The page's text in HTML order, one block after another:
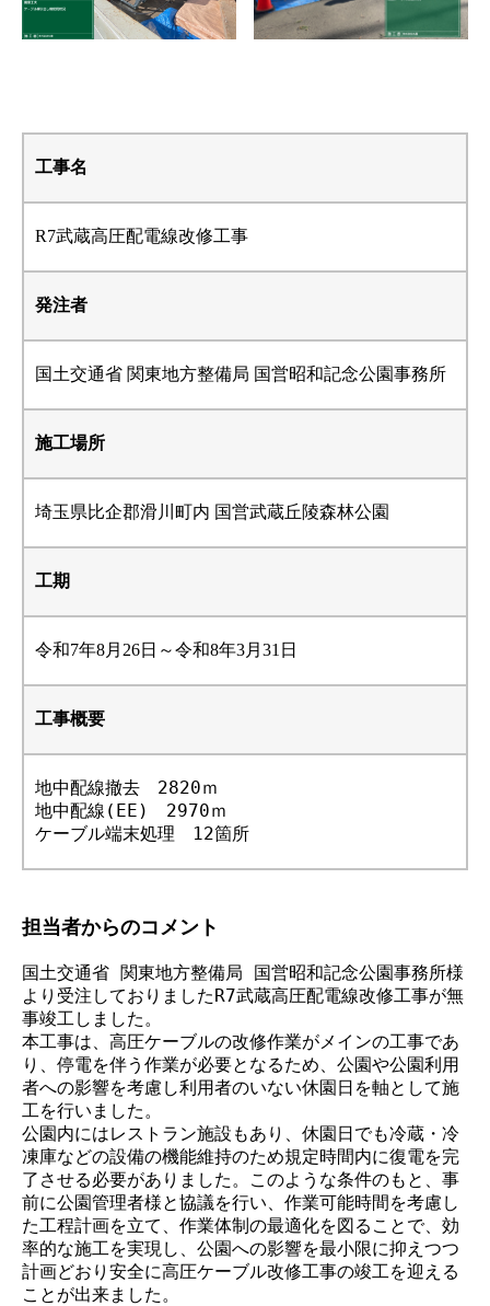
工事名
R7武蔵高圧配電線改修工事
発注者
国土交通省 関東地方整備局 国営昭和記念公園事務所
施工場所
埼玉県比企郡滑川町内 国営武蔵丘陵森林公園
工期
令和7年8月26日～令和8年3月31日
工事概要
地中配線撤去　2820ｍ
地中配線(EE)　2970ｍ
ケーブル端末処理　12箇所
担当者からのコメント
国土交通省 関東地方整備局 国営昭和記念公園事務所様
より受注しておりましたR7武蔵高圧配電線改修工事が無
事竣工しました。
本工事は、高圧ケーブルの改修作業がメインの工事であ
り、停電を伴う作業が必要となるため、公園や公園利用
者への影響を考慮し利用者のいない休園日を軸として施
工を行いました。
公園内にはレストラン施設もあり、休園日でも冷蔵・冷
凍庫などの設備の機能維持のため規定時間内に復電を完
了させる必要がありました。このような条件のもと、事
前に公園管理者様と協議を行い、作業可能時間を考慮し
た工程計画を立て、作業体制の最適化を図ることで、効
率的な施工を実現し、公園への影響を最小限に抑えつつ
計画どおり安全に高圧ケーブル改修工事の竣工を迎える
ことが出来ました。